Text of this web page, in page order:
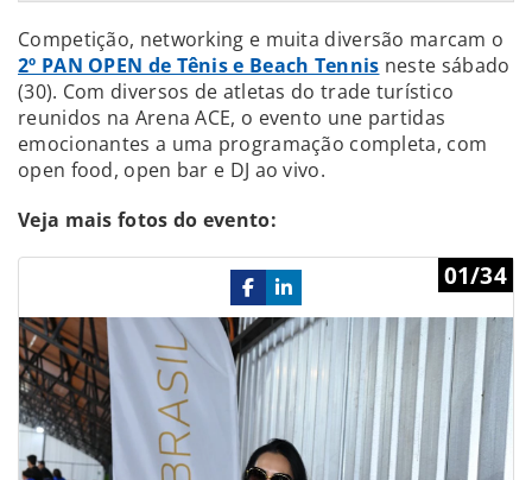
Competição, networking e muita diversão marcam o
2º PAN OPEN de Tênis e Beach Tennis neste sábado
(30). Com diversos de atletas do trade turístico
reunidos na Arena ACE, o evento une partidas
emocionantes a uma programação completa, com
open food, open bar e DJ ao vivo.
Veja mais fotos do evento:
01/34
Previous